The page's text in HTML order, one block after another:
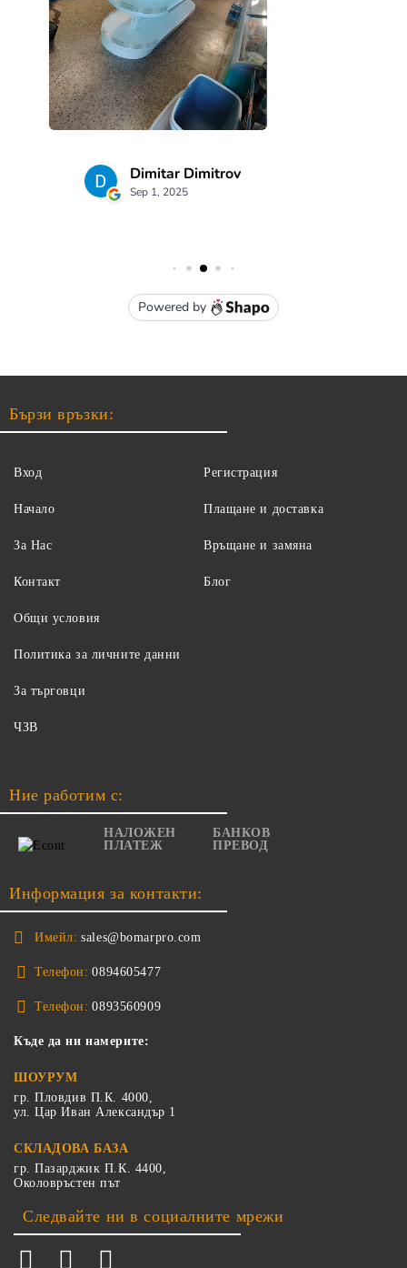
Бързи връзки:
Вход
Начало
За Нас
Контакт
Регистрация
Плащане и доставка
Връщане и замяна
Блог
Общи условия
Политика за личните данни
За търговци
ЧЗВ
Ние работим с:
НАЛОЖЕН
ПЛАТЕЖ
БАНКОВ
ПРЕВОД
Информация за контакти:
Имейл: sales@bomarpro.com
Телефон: 0894605477
Телефон: 0893560909
Къде да ни намерите:
ШОУРУМ
гр. Пловдив П.К. 4000,
ул. Цар Иван Александър 1
СКЛАДОВА БАЗА
гр. Пазарджик П.К. 4400,
Околовръстен път
Следвайте ни в социалните мрежи